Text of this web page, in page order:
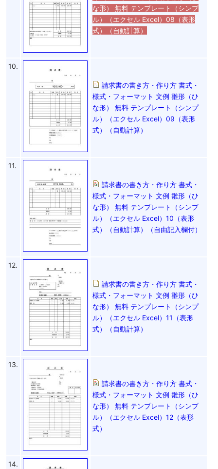
な形） 無料 テンプレート（シンプ
ル）（エクセル Excel）08（表形
式）（自動計算）
10.
請求書の書き方・作り方 書式・
様式・フォーマット 文例 雛形（ひ
な形） 無料 テンプレート（シンプ
ル）（エクセル Excel）09（表形
式）（自動計算）
11.
請求書の書き方・作り方 書式・
様式・フォーマット 文例 雛形（ひ
な形） 無料 テンプレート（シンプ
ル）（エクセル Excel）10（表形
式）（自動計算）（自由記入欄付）
12.
請求書の書き方・作り方 書式・
様式・フォーマット 文例 雛形（ひ
な形） 無料 テンプレート（シンプ
ル）（エクセル Excel）11（表形
式）（自動計算）
13.
請求書の書き方・作り方 書式・
様式・フォーマット 文例 雛形（ひ
な形） 無料 テンプレート（シンプ
ル）（エクセル Excel）12（表形
式）
14.